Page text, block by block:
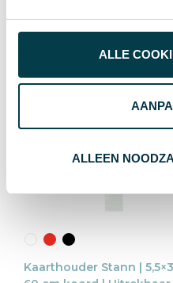
ALLE
ALLEEN
Kaarthouder Stann |